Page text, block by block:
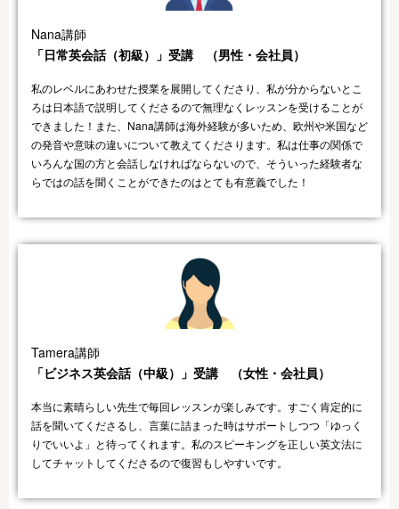
Nana講師
「日常英会話（初級）」受講 （男性・会社員）​
私のレベルにあわせた授業を展開してくださり、私が分からないとこ
ろは日本語で説明してくださるので無理なくレッスンを受けることが
できました！また、Nana講師は海外経験が多いため、欧州や米国など
の発音や意味の違いについて教えてくださります。私は仕事の関係で
いろんな国の方と会話しなければならないので、そういった経験者な
らではの話を聞くことができたのはとても有意義でした！
Tamera講師
「ビジネス英会話（中級）」受講 （女性・会社員）​
本当に素晴らしい先生で毎回レッスンが楽しみです。すごく肯定的に
話を聞いてくださるし、言葉に詰まった時はサポートしつつ「ゆっく
りでいいよ」と待ってくれます。私のスピーキングを正しい英文法に
してチャットしてくださるので復習もしやすいです。